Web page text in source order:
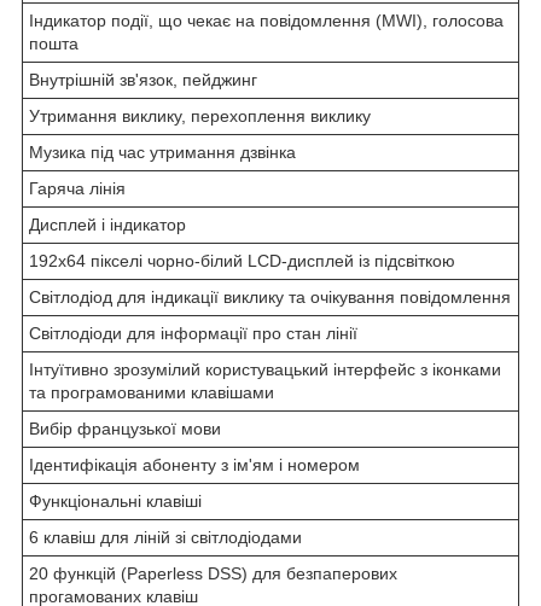
Індикатор події, що чекає на повідомлення (MWI), голосова
пошта
Внутрішній зв'язок, пейджинг
Утримання виклику, перехоплення виклику
Музика під час утримання дзвінка
Гаряча лінія
Дисплей і індикатор
192x64 пікселі чорно-білий LCD-дисплей із підсвіткою
Світлодіод для індикації виклику та очікування повідомлення
Світлодіоди для інформації про стан лінії
Інтуїтивно зрозумілий користувацький інтерфейс з іконками
та програмованими клавішами
Вибір французької мови
Ідентифікація абоненту з ім'ям і номером
Функціональні клавіші
6 клавіш для ліній зі світлодіодами
20 функцій (Paperless DSS) для безпаперових
прогамованих клавіш